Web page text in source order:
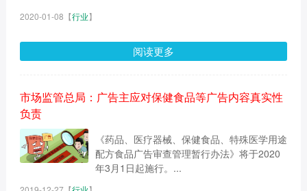
2020-01-08 【行业】
阅读更多
市场监管总局：广告主应对保健食品等广告内容真实性
负责
《药品、医疗器械、保健食品、特殊医学用途
配方食品广告审查管理暂行办法》将于2020
年3月1日起施行。...